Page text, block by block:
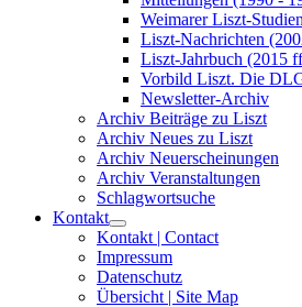
Weimarer Liszt-
Liszt-Nachrichten
Liszt-Jahrbuch (2015
Vorbild Liszt. Die
Newsletter-Archiv
Archiv Beiträge zu Liszt
Archiv Neues zu Liszt
Archiv Neuerscheinungen
Archiv Veranstaltungen
Schlagwortsuche
Kontakt
Kontakt | Contact
Impressum
Datenschutz
Übersicht | Site Map